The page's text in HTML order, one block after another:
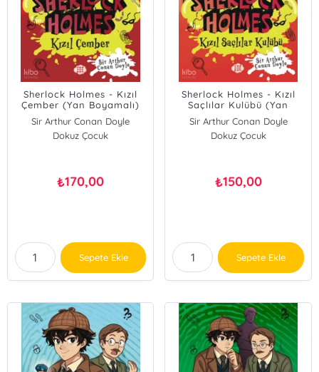
Sherlock Holmes - Kızıl
Çember (Yan Boyamalı)
Sir Arthur Conan Doyle
Dokuz Çocuk
₺170,00
Sepete Ekle
Sherlock Holmes - Kızıl
Saçlılar Kulübü (Yan
Boyamalı)
Sir Arthur Conan Doyle
Dokuz Çocuk
₺150,00
Sepete Ekle